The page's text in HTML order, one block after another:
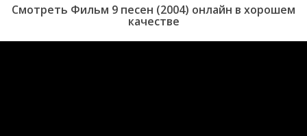
Смотреть Фильм 9 песен (2004) онлайн в хорошем
качестве